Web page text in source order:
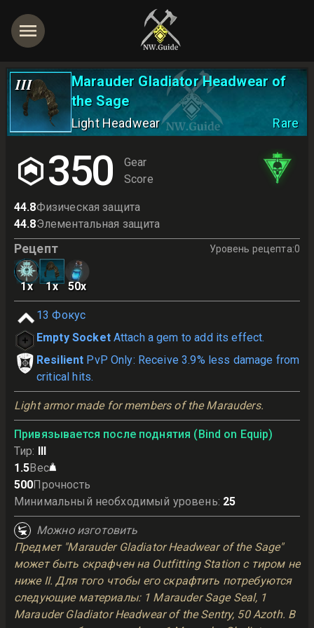
III
Marauder Gladiator Headwear of
the Sage
Light Headwear Rare
350
Gear
Score
44.8Физическая защита
44.8Элементальная защита
Рецепт Уровень рецепта:0
1x 1x 50x
13 Фокус
Empty Socket Attach a gem to add its effect.
Resilient PvP Only: Receive 3.9% less damage from
critical hits.
Light armor made for members of the Marauders.
Привязывается после поднятия (Bind on Equip)
Тир: III
1.5Вес
500Прочность
Минимальный необходимый уровень: 25
Можно изготовить
Предмет "Marauder Gladiator Headwear of the Sage"
может быть скрафчен на Outfitting Station с тиром не
ниже II. Для того чтобы его скрафтить потребуются
следующие материалы: 1 Marauder Sage Seal, 1
Marauder Gladiator Headwear of the Sentry, 50 Azoth. В